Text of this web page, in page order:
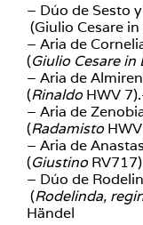
– Dúo de Sesto
(Giulio Cesare
– Aria de
(Giulio Cesare in
– Aria de
(RinaldoHWV
– Aria de
(Radamisto
– Aria de
(Giustino
– Dúo de
(Rodelinda,
Händel